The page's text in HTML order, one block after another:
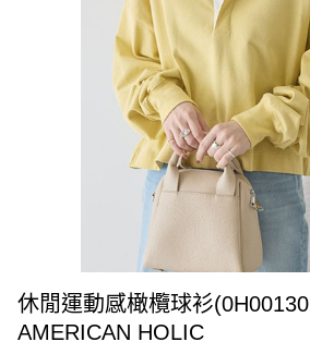
休閒運動感橄欖球衫
AMERICAN HOLIC